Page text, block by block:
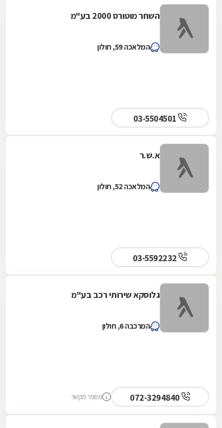
השחר מוטורס 2000 בע"מ
המלאכה 59, חולון
03-5504501
א.ש.ר
המלאכה 52, חולון
03-5592232
גלוסקא שירותי רכב בע"מ
המרכבה 6, חולון
מספר מקשר